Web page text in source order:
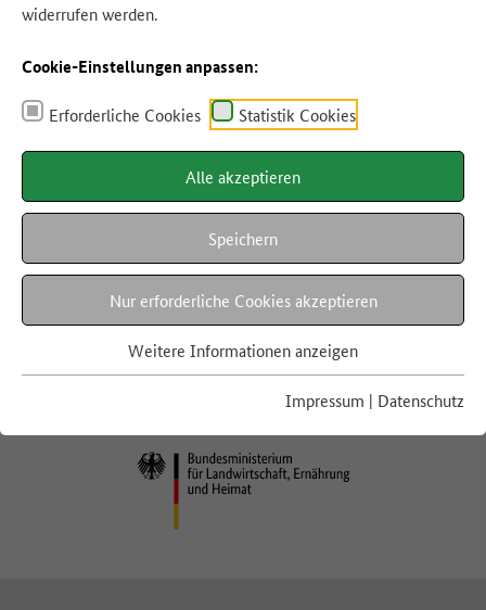
widerrufen werden.
Cookie-Einstellungen anpassen:
Erforderliche Cookies Statistik Cookies
Alle akzeptieren
Speichern
Nur erforderliche Cookies akzeptieren
Weitere Informationen anzeigen
Impressum | Datenschutz
Inhaltsverzeichnis
TIPPS FÜR ZU HAUSE
LEBENSMITTEL A-Z
RECHTLICHES